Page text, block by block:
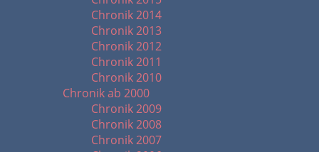
Chronik 2014
Chronik 2013
Chronik 2012
Chronik 2011
Chronik 2010
Chronik ab 2000
Chronik 2009
Chronik 2008
Chronik 2007